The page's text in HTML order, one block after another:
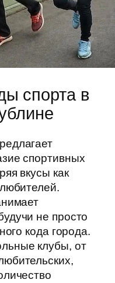
спорта в
спортивных
вкусы как
не просто
кода города.
клубы, от